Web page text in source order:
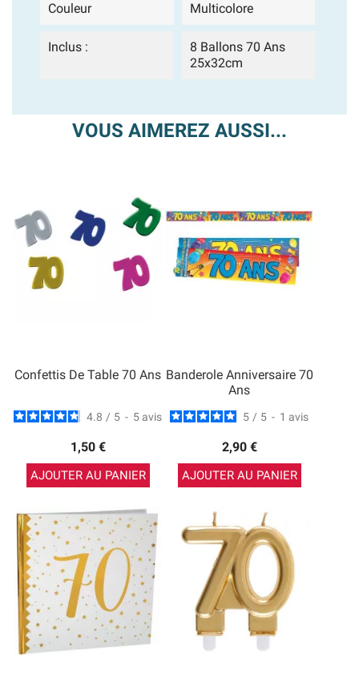
Couleur Multicolore
Inclus :
8 Ballons 70 Ans
25x32cm
VOUS AIMEREZ AUSSI...
Confettis De Table 70 Ans
4.8 / 5 - 5 avis
1,50 €
AJOUTER AU PANIER
Banderole Anniversaire 70
Ans
5 / 5 - 1 avis
2,90 €
AJOUTER AU PANIER